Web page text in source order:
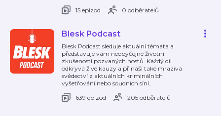
15 epizod
0 odběratelů
Blesk Podcast
Blesk Podcast sleduje aktuální témata a
představuje vám neobyčejné životní
zkušenosti pozvaných hostů. Každý díl
odkrývá živé kauzy a přináší také mrazivá
svědectví z aktuálních kriminálních
vyšetřování nebo soudních síní.
639 epizod
205 odběratelů